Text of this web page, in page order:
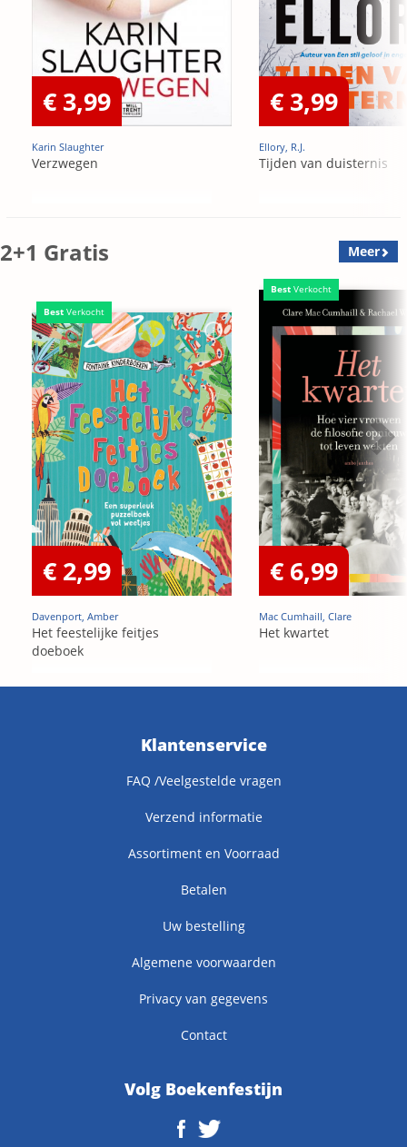
€ 3,99
Karin Slaughter
Verzwegen
€ 3,99
Ellory, R.J.
Tijden van duisternis
2+1 Gratis Meer
Best Verkocht
€ 2,99
Davenport, Amber
Het feestelijke feitjes
doeboek
Best Verkocht
€ 6,99
Mac Cumhaill, Clare
Het kwartet
Klantenservice
FAQ /Veelgestelde vragen
Verzend informatie
Assortiment en Voorraad
Betalen
Uw bestelling
Algemene voorwaarden
Privacy van gegevens
Contact
Volg Boekenfestijn